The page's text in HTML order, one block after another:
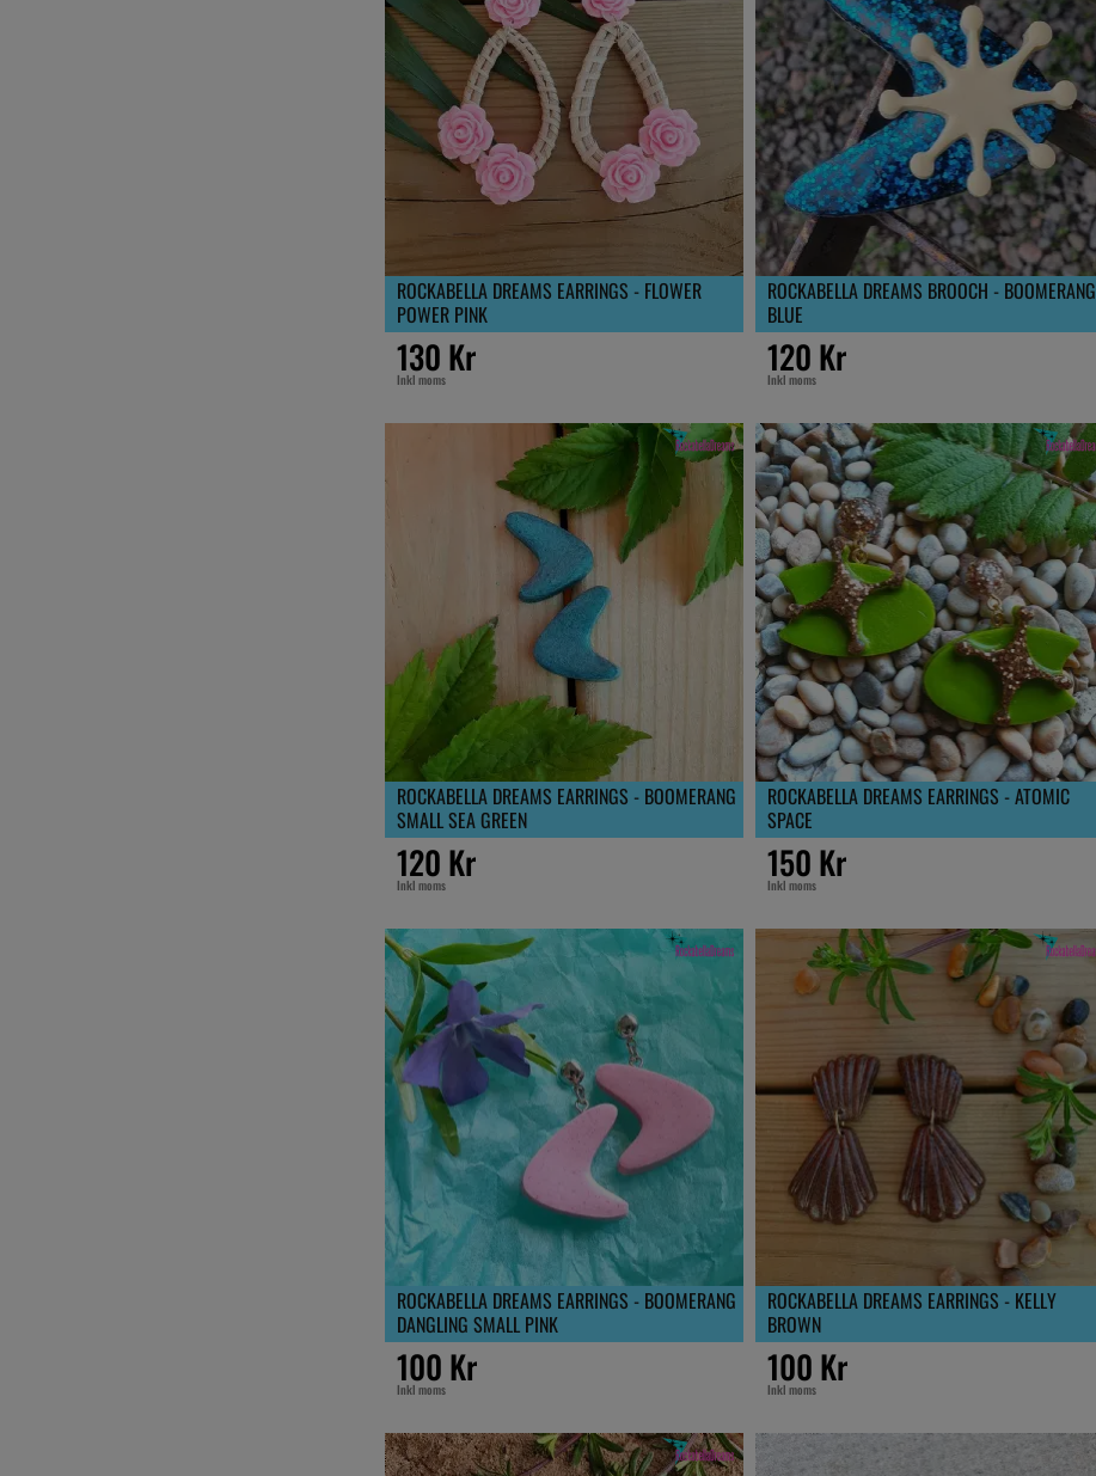
ROCKABELLA DREAMS EARRINGS - FLOWER
POWER PINK
130 Kr
Inkl moms
ROCKABELLA DREAMS BROOCH - BOOMERANG
BLUE
120 Kr
Inkl moms
ROCKABELLA DREAMS EARRINGS - BOOMERANG
SMALL SEA GREEN
120 Kr
Inkl moms
ROCKABELLA DREAMS EARRINGS - ATOMIC
SPACE
150 Kr
Inkl moms
ROCKABELLA DREAMS EARRINGS - BOOMERANG
DANGLING SMALL PINK
100 Kr
Inkl moms
ROCKABELLA DREAMS EARRINGS - KELLY
BROWN
100 Kr
Inkl moms